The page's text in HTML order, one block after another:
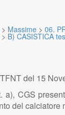
> Massime > 06.
> B) CASISTICA
del 15
CGS
del calciatore